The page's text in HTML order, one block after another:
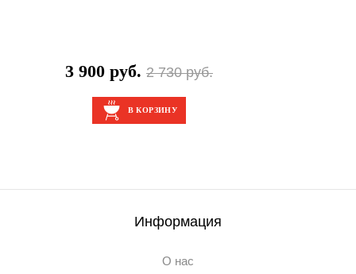
3 900 руб. 2 730 руб.
В КОРЗИНУ
Информация
О нас